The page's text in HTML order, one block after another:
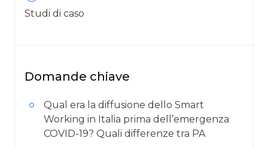
Studi di caso
Domande chiave
Qual era la diffusione dello Smart
Working in Italia prima dell’emergenza
COVID-19? Quali differenze tra PA